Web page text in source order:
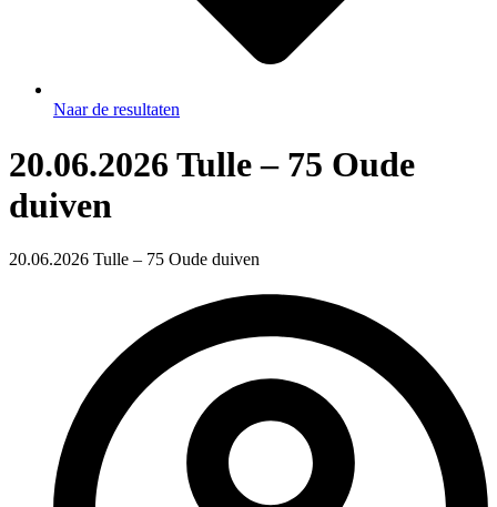
Naar de resultaten
20.06.2026 Tulle – 75 Oude
duiven
20.06.2026 Tulle – 75 Oude duiven